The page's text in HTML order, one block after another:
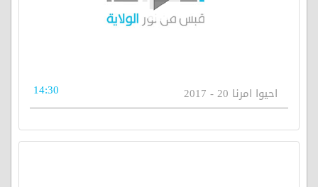
احيوا امرنا 20 - 2017 14:30